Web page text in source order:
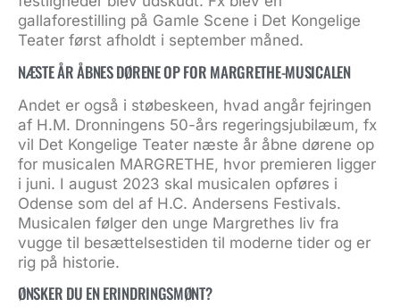
gallaforestilling på Gamle Scene i Det Kongelige
Teater først afholdt i september måned.
NÆSTE ÅR ÅBNES DØRENE OP FOR MARGRETHE-MUSICALEN
Andet er også i støbeskeen, hvad angår fejringen
af H.M. Dronningens 50-års regeringsjubilæum, fx
vil Det Kongelige Teater næste år åbne dørene op
for musicalen MARGRETHE, hvor premieren ligger
i juni. I august 2023 skal musicalen opføres i
Odense som del af H.C. Andersens Festivals.
Musicalen følger den unge Margrethes liv fra
vugge til besættelsestiden til moderne tider og er
rig på historie.
ØNSKER DU EN ERINDRINGSMØNT?